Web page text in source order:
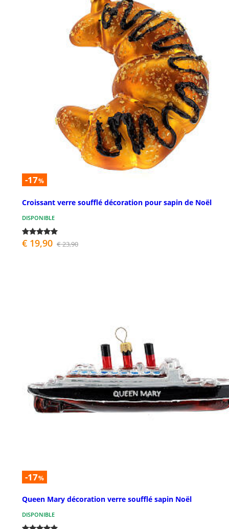
-17%
Croissant verre soufflé décoration pour sapin de Noël
DISPONIBLE
€ 19,90 € 23,90
-17%
Queen Mary décoration verre soufflé sapin Noël
DISPONIBLE